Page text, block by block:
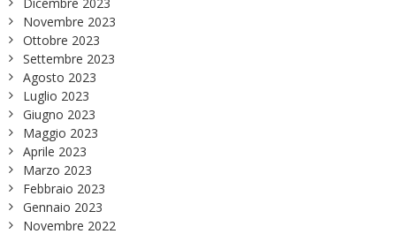
Novembre 2023
Ottobre 2023
Settembre 2023
Agosto 2023
Luglio 2023
Giugno 2023
Maggio 2023
Aprile 2023
Marzo 2023
Febbraio 2023
Gennaio 2023
Novembre 2022